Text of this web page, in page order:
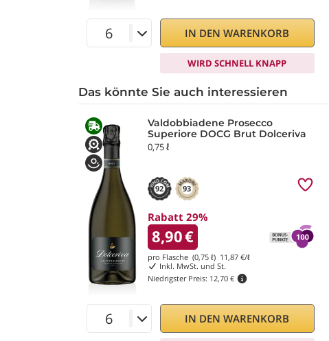
IN DEN WARENKORB
WIRD SCHNELL KNAPP
Das könnte Sie auch interessieren
Valdobbiadene Prosecco
Superiore DOCG Brut Dolceriva
0,75 ℓ
92 93
Rabatt 29%
8,90€
pro Flasche (0,75 ℓ) 11,87 €/ℓ
Inkl. MwSt. und St.
Niedrigster Preis: 12,70 €
IN DEN WARENKORB